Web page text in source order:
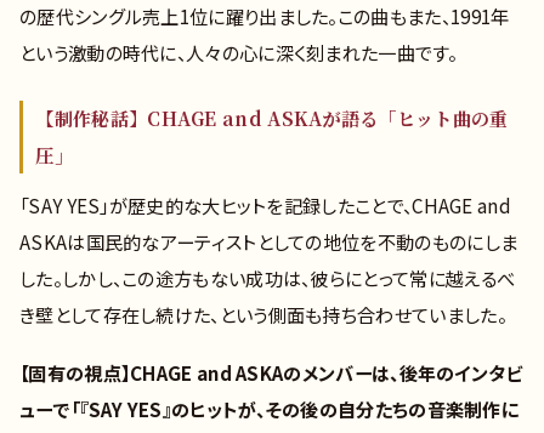
の歴代シングル売上1位に躍り出ました。この曲もまた、1991年
という激動の時代に、人々の心に深く刻まれた一曲です。
【制作秘話】CHAGE and ASKAが語る「ヒット曲の重
圧」
「SAY YES」が歴史的な大ヒットを記録したことで、CHAGE and
ASKAは国民的なアーティストとしての地位を不動のものにしま
した。しかし、この途方もない成功は、彼らにとって常に越えるべ
き壁として存在し続けた、という側面も持ち合わせていました。
【固有の視点】CHAGE and ASKAのメンバーは、後年のインタビ
ューで「『SAY YES』のヒットが、その後の自分たちの音楽制作に